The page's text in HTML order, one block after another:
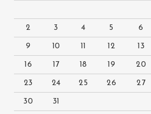
2 3 4 5 6
9 10 11 12 13
16 17 18 19 20
23 24 25 26 27
30 31